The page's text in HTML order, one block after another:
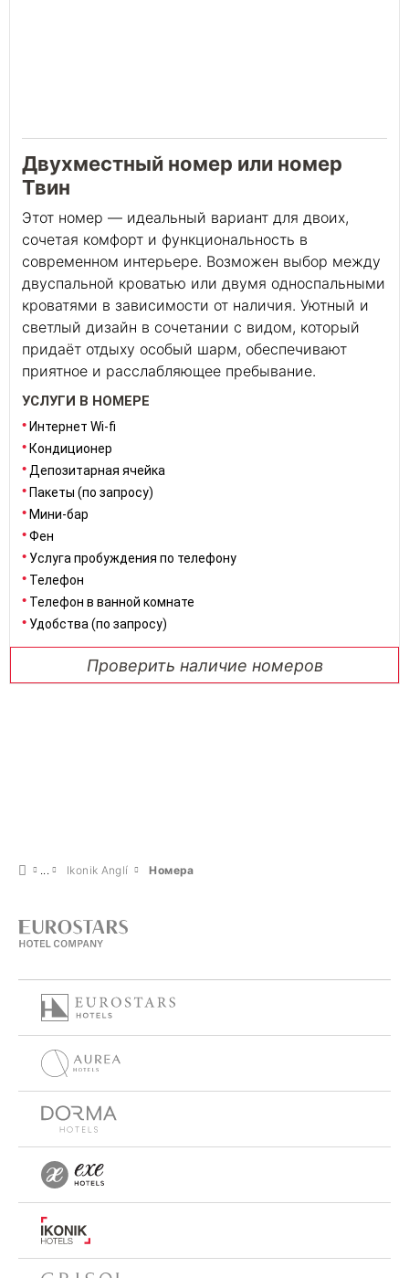
Двухместный номер или номер
Твин
Этот номер — идеальный вариант для двоих,
сочетая комфорт и функциональность в
современном интерьере. Возможен выбор между
двуспальной кроватью или двумя односпальными
кроватями в зависимости от наличия. Уютный и
светлый дизайн в сочетании с видом, который
придаёт отдыху особый шарм, обеспечивают
приятное и расслабляющее пребывание.
УСЛУГИ В НОМЕРЕ
Интернет Wi-fi
Кондиционер
Депозитарная ячейка
Пакеты (по запросу)
Мини-бар
Фен
Услуга пробуждения по телефону
Телефон
Телефон в ванной комнате
Удобства (по запросу)
Проверить наличие номеров
Ikonik Anglí Номера